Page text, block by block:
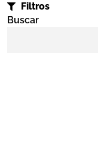
Filtros
Buscar